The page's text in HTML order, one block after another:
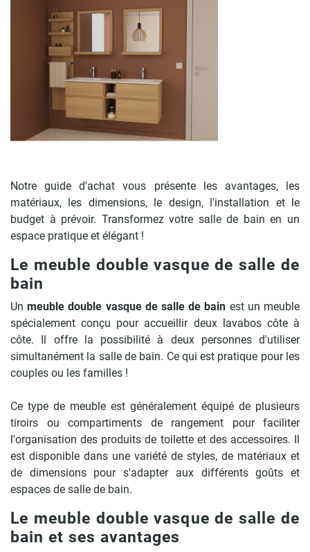
Notre guide d'achat vous présente les avantages, les
matériaux, les dimensions, le design, l'installation et le
budget à prévoir. Transformez votre salle de bain en un
espace pratique et élégant !
Le meuble double vasque de salle de
bain
Unmeuble double vasque de salle de bain est un meuble
spécialement conçu pour accueillir deux lavabos côte à
côte. Il offre la possibilité à deux personnes d'utiliser
simultanément la salle de bain. Ce qui est pratique pour les
couples ou les familles !
Ce type de meuble est généralement équipé de plusieurs
tiroirs ou compartiments de rangement pour faciliter
l'organisation des produits de toilette et des accessoires. Il
est disponible dans une variété de styles, de matériaux et
de dimensions pour s'adapter aux différents goûts et
espaces de salle de bain.
Le meuble double vasque de salle de
bain et ses avantages